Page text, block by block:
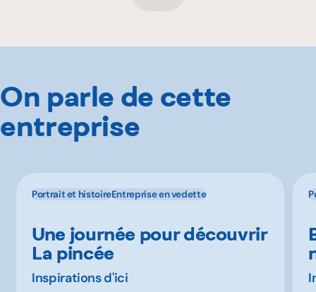
On parle de cette
entreprise
Portrait et histoireEntreprise en vedette
Une journée pour découvrir
La pincée
Inspirations d'ici